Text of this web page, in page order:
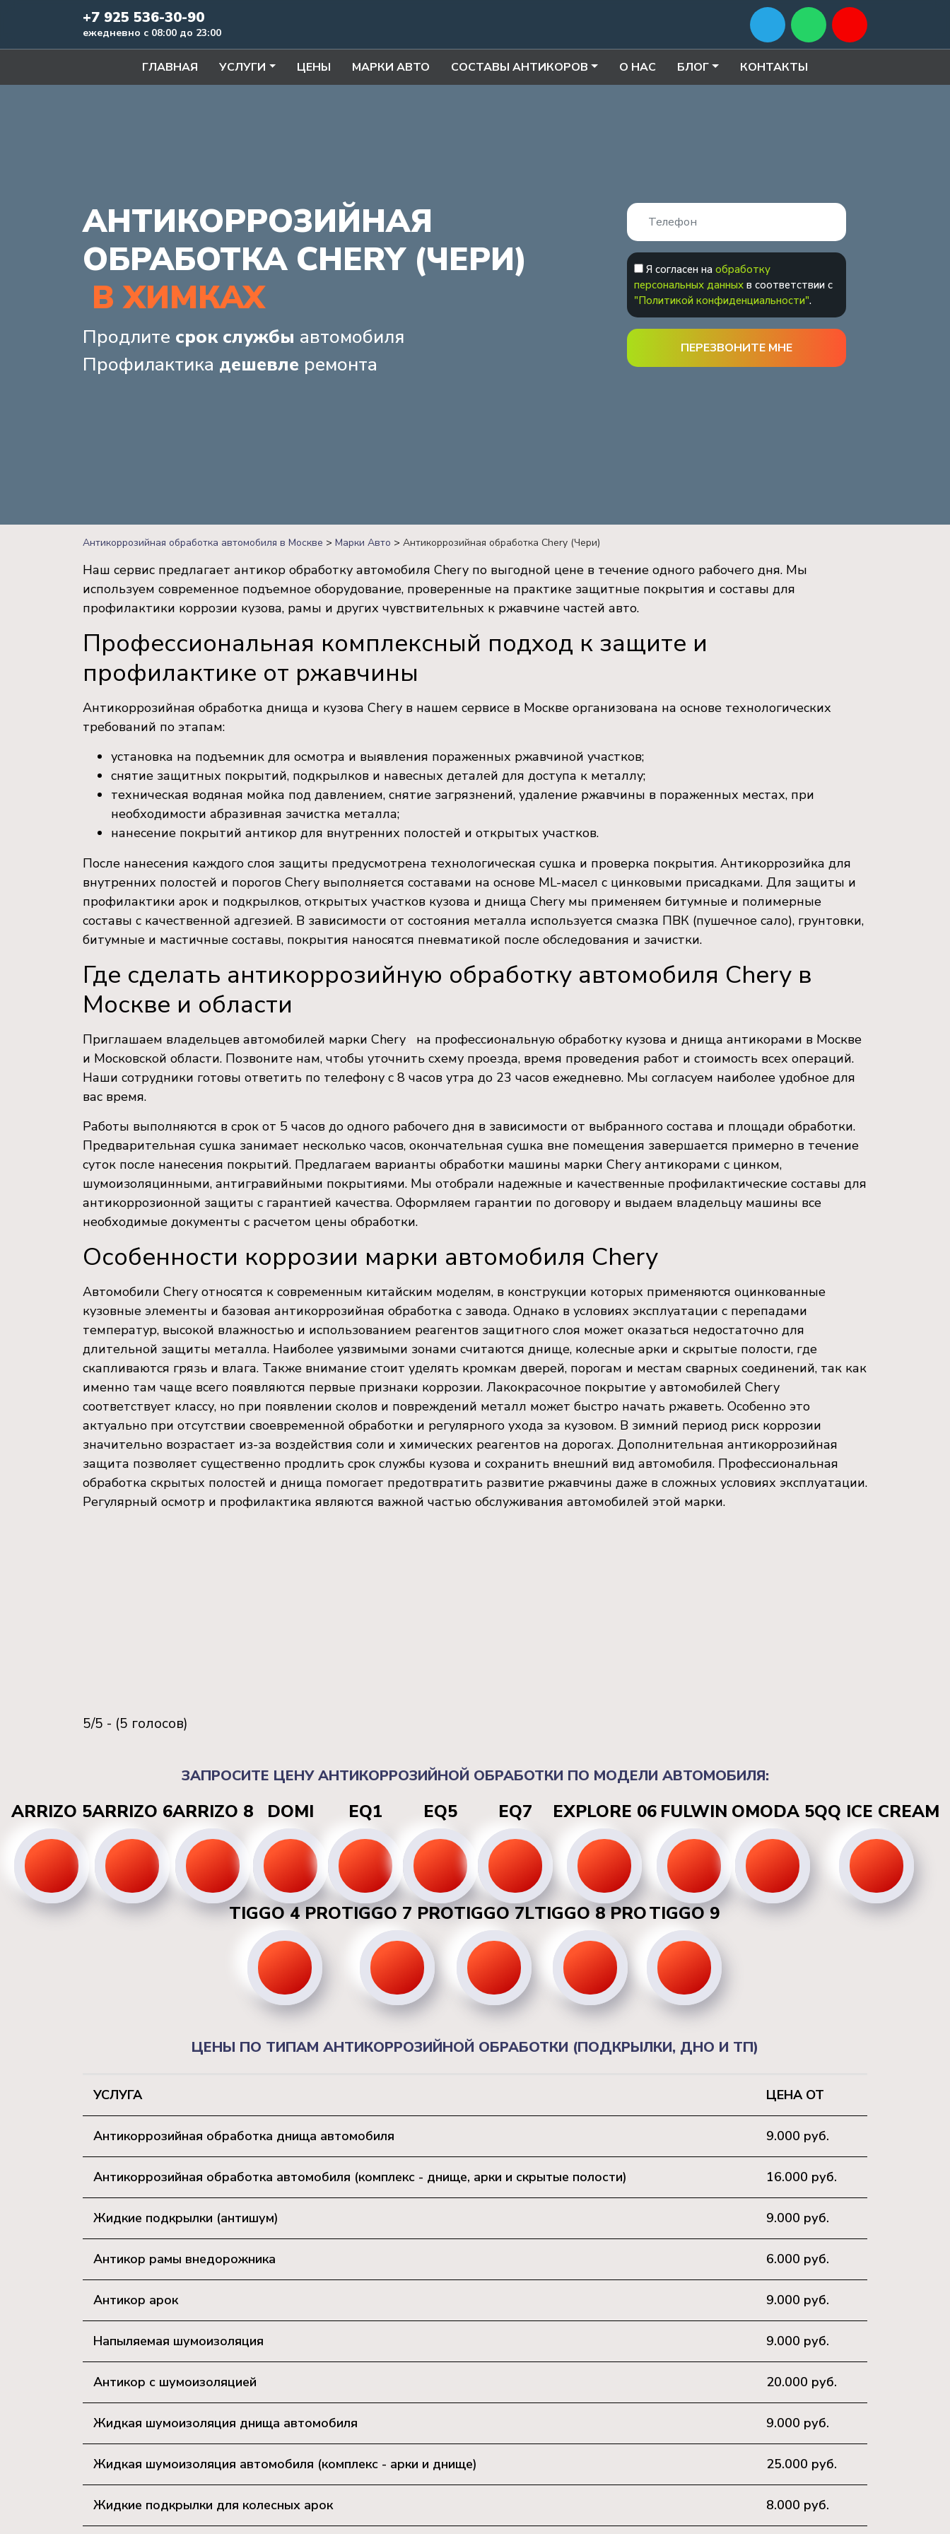
+7 925 536-30-90
ежедневно с 08:00 до 23:00
ГЛАВНАЯ УСЛУГИ ЦЕНЫ МАРКИ АВТО СОСТАВЫ АНТИКОРОВ О НАС БЛОГ КОНТАКТЫ
АНТИКОРРОЗИЙНАЯ
ОБРАБОТКА CHERY (ЧЕРИ)
В ХИМКАХ
Продлите срок службы автомобиля
Профилактика дешевле ремонта
Я согласен на обработку
персональных данных в соответствии с
"Политикой конфиденциальности".
Антикоррозийная обработка автомобиля в Москве > Марки Авто > Антикоррозийная обработка Chery (Чери)
Наш сервис предлагает антикор обработку автомобиля Chery по выгодной цене в течение одного рабочего дня. Мы
используем современное подъемное оборудование, проверенные на практике защитные покрытия и составы для
профилактики коррозии кузова, рамы и других чувствительных к ржавчине частей авто.
Профессиональная комплексный подход к защите и
профилактике от ржавчины
Антикоррозийная обработка днища и кузова Chery в нашем сервисе в Москве организована на основе технологических
требований по этапам:
установка на подъемник для осмотра и выявления пораженных ржавчиной участков;
снятие защитных покрытий, подкрылков и навесных деталей для доступа к металлу;
техническая водяная мойка под давлением, снятие загрязнений, удаление ржавчины в пораженных местах, при
необходимости абразивная зачистка металла;
нанесение покрытий антикор для внутренних полостей и открытых участков.
После нанесения каждого слоя защиты предусмотрена технологическая сушка и проверка покрытия. Антикоррозийка для
внутренних полостей и порогов Chery выполняется составами на основе ML-масел с цинковыми присадками. Для защиты и
профилактики арок и подкрылков, открытых участков кузова и днища Chery мы применяем битумные и полимерные
составы с качественной адгезией. В зависимости от состояния металла используется смазка ПВК (пушечное сало), грунтовки,
битумные и мастичные составы, покрытия наносятся пневматикой после обследования и зачистки.
Где сделать антикоррозийную обработку автомобиля Chery в
Москве и области
Приглашаем владельцев автомобилей марки Chery на профессиональную обработку кузова и днища антикорами в Москве
и Московской области. Позвоните нам, чтобы уточнить схему проезда, время проведения работ и стоимость всех операций.
Наши сотрудники готовы ответить по телефону с 8 часов утра до 23 часов ежедневно. Мы согласуем наиболее удобное для
вас время.
Работы выполняются в срок от 5 часов до одного рабочего дня в зависимости от выбранного состава и площади обработки.
Предварительная сушка занимает несколько часов, окончательная сушка вне помещения завершается примерно в течение
суток после нанесения покрытий. Предлагаем варианты обработки машины марки Chery антикорами с цинком,
шумоизоляцинными, антигравийными покрытиями. Мы отобрали надежные и качественные профилактические составы для
антикоррозионной защиты с гарантией качества. Оформляем гарантии по договору и выдаем владельцу машины все
необходимые документы с расчетом цены обработки.
Особенности коррозии марки автомобиля Chery
Автомобили Chery относятся к современным китайским моделям, в конструкции которых применяются оцинкованные
кузовные элементы и базовая антикоррозийная обработка с завода. Однако в условиях эксплуатации с перепадами
температур, высокой влажностью и использованием реагентов защитного слоя может оказаться недостаточно для
длительной защиты металла. Наиболее уязвимыми зонами считаются днище, колесные арки и скрытые полости, где
скапливаются грязь и влага. Также внимание стоит уделять кромкам дверей, порогам и местам сварных соединений, так как
именно там чаще всего появляются первые признаки коррозии. Лакокрасочное покрытие у автомобилей Chery
соответствует классу, но при появлении сколов и повреждений металл может быстро начать ржаветь. Особенно это
актуально при отсутствии своевременной обработки и регулярного ухода за кузовом. В зимний период риск коррозии
значительно возрастает из-за воздействия соли и химических реагентов на дорогах. Дополнительная антикоррозийная
защита позволяет существенно продлить срок службы кузова и сохранить внешний вид автомобиля. Профессиональная
обработка скрытых полостей и днища помогает предотвратить развитие ржавчины даже в сложных условиях эксплуатации.
Регулярный осмотр и профилактика являются важной частью обслуживания автомобилей этой марки.
5/5 - (5 голосов)
ЗАПРОСИТЕ ЦЕНУ АНТИКОРРОЗИЙНОЙ ОБРАБОТКИ ПО МОДЕЛИ АВТОМОБИЛЯ:
ARRIZO 5ARRIZO 6ARRIZO 8 DOMI EQ1 EQ5 EQ7 EXPLORE 06 FULWIN OMODA 5QQ ICE CREAM
TIGGO 4 PROTIGGO 7 PROTIGGO 7LTIGGO 8 PROTIGGO 9
ЦЕНЫ ПО ТИПАМ АНТИКОРРОЗИЙНОЙ ОБРАБОТКИ (ПОДКРЫЛКИ, ДНО И ТП)
УСЛУГА ЦЕНА ОТ
Антикоррозийная обработка днища автомобиля 9.000 руб.
Антикоррозийная обработка автомобиля (комплекс - днище, арки и скрытые полости) 16.000 руб.
Жидкие подкрылки (антишум) 9.000 руб.
Антикор рамы внедорожника 6.000 руб.
Антикор арок 9.000 руб.
Напыляемая шумоизоляция 9.000 руб.
Антикор с шумоизоляцией 20.000 руб.
Жидкая шумоизоляция днища автомобиля 9.000 руб.
Жидкая шумоизоляция автомобиля (комплекс - арки и днище) 25.000 руб.
Жидкие подкрылки для колесных арок 8.000 руб.